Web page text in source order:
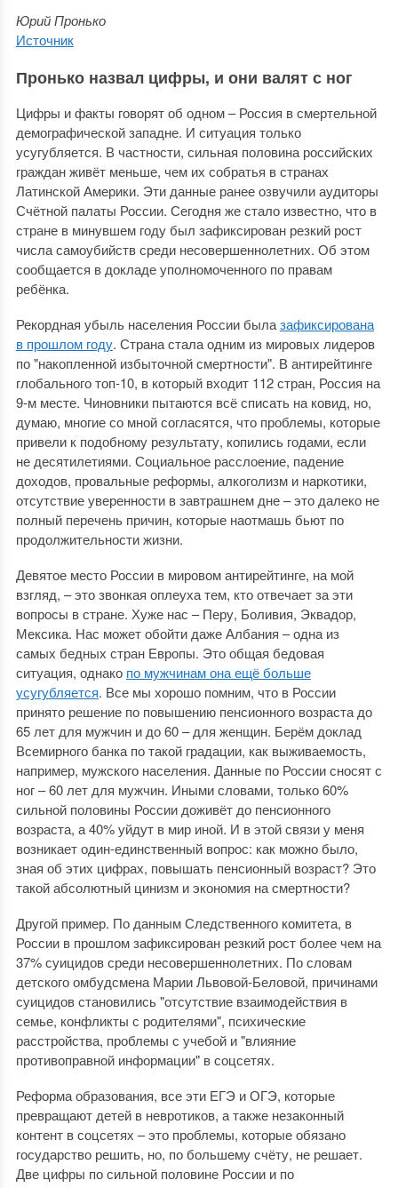
Юрий Пронько
Источник
Пронько назвал цифры, и они валят с ног
Цифры и факты говорят об одном – Россия в смертельной
демографической западне. И ситуация только
усугубляется. В частности, сильная половина российских
граждан живёт меньше, чем их собратья в странах
Латинской Америки. Эти данные ранее озвучили аудиторы
Счётной палаты России. Сегодня же стало известно, что в
стране в минувшем году был зафиксирован резкий рост
числа самоубийств среди несовершеннолетних. Об этом
сообщается в докладе уполномоченного по правам
ребёнка.
Рекордная убыль населения России былазафиксирована
в прошлом году. Страна стала одним из мировых лидеров
по "накопленной избыточной смертности". В антирейтинге
глобального топ-10, в который входит 112 стран, Россия на
9-м месте. Чиновники пытаются всё списать на ковид, но,
думаю, многие со мной согласятся, что проблемы, которые
привели к подобному результату, копились годами, если
не десятилетиями. Социальное расслоение, падение
доходов, провальные реформы, алкоголизм и наркотики,
отсутствие уверенности в завтрашнем дне – это далеко не
полный перечень причин, которые наотмашь бьют по
продолжительности жизни.
Девятое место России в мировом антирейтинге, на мой
взгляд, – это звонкая оплеуха тем, кто отвечает за эти
вопросы в стране. Хуже нас – Перу, Боливия, Эквадор,
Мексика. Нас может обойти даже Албания – одна из
самых бедных стран Европы. Это общая бедовая
ситуация, однако по мужчинам она ещё больше
усугубляется. Все мы хорошо помним, что в России
принято решение по повышению пенсионного возраста до
65 лет для мужчин и до 60 – для женщин. Берём доклад
Всемирного банка по такой градации, как выживаемость,
например, мужского населения. Данные по России сносят с
ног – 60 лет для мужчин. Иными словами, только 60%
сильной половины России доживёт до пенсионного
возраста, а 40% уйдут в мир иной. И в этой связи у меня
возникает один-единственный вопрос: как можно было,
зная об этих цифрах, повышать пенсионный возраст? Это
такой абсолютный цинизм и экономия на смертности?
Другой пример. По данным Следственного комитета, в
России в прошлом зафиксирован резкий рост более чем на
37% суицидов среди несовершеннолетних. По словам
детского омбудсмена Марии Львовой-Беловой, причинами
суицидов становились "отсутствие взаимодействия в
семье, конфликты с родителями", психические
расстройства, проблемы с учебой и "влияние
противоправной информации" в соцсетях.
Реформа образования, все эти ЕГЭ и ОГЭ, которые
превращают детей в невротиков, а также незаконный
контент в соцсетях – это проблемы, которые обязано
государство решить, но, по большему счёту, не решает.
Две цифры по сильной половине России и по